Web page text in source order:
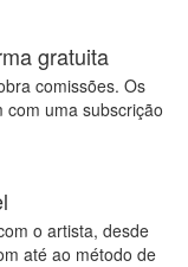
gratuita
comissões. Os
com uma subscrição
o artista, desde
até ao método de